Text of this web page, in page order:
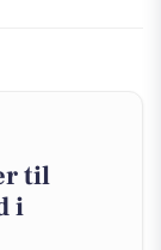
til
i